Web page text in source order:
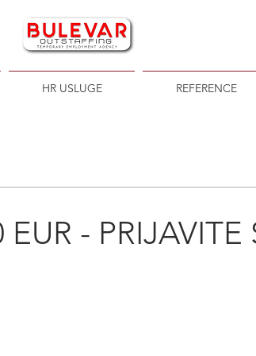
HR USLUGE REFERENCE
- PRIJAVITE